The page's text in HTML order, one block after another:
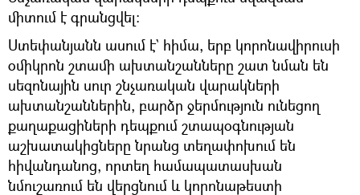
միտում է գրանցվել։
Ստեփանյանն ասում է` հիմա, երբ կորոնավիրուսի
օմիկրոն շտամի ախտանշանները շատ նման են
սեզոնային սուր շնչառական վարակների
ախտանշաններին, բարձր ջերմություն ունեցող
քաղաքացիների դեպքում շտապօգնության
աշխատակիցները նրանց տեղափոխում են
հիվանդանոց, որտեղ համապատասխան
նմուշառում են վերցնում և կորոնաթեստի